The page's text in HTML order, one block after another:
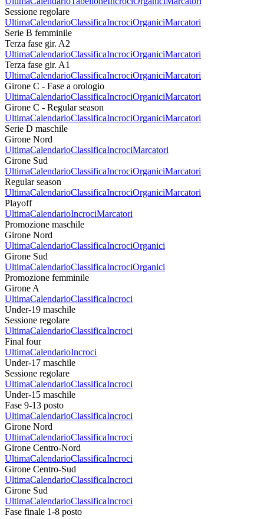
Sessione regolare
UltimaCalendarioClassificaIncrociOrganiciMarcatori
Serie B femminile
Terza fase gir. A2
UltimaCalendarioClassificaIncrociOrganiciMarcatori
Terza fase gir. A1
UltimaCalendarioClassificaIncrociOrganiciMarcatori
Girone C - Fase a orologio
UltimaCalendarioClassificaIncrociOrganiciMarcatori
Girone C - Regular season
UltimaCalendarioClassificaIncrociOrganiciMarcatori
Serie D maschile
Girone Nord
UltimaCalendarioClassificaIncrociMarcatori
Girone Sud
UltimaCalendarioClassificaIncrociOrganiciMarcatori
Regular season
UltimaCalendarioClassificaIncrociOrganiciMarcatori
Playoff
UltimaCalendarioIncrociMarcatori
Promozione maschile
Girone Nord
UltimaCalendarioClassificaIncrociOrganici
Girone Sud
UltimaCalendarioClassificaIncrociOrganici
Promozione femminile
Girone A
UltimaCalendarioClassificaIncroci
Under-19 maschile
Sessione regolare
UltimaCalendarioClassificaIncroci
Final four
UltimaCalendarioIncroci
Under-17 maschile
Sessione regolare
UltimaCalendarioClassificaIncroci
Under-15 maschile
Fase 9-13 posto
UltimaCalendarioClassificaIncroci
Girone Nord
UltimaCalendarioClassificaIncroci
Girone Centro-Nord
UltimaCalendarioClassificaIncroci
Girone Centro-Sud
UltimaCalendarioClassificaIncroci
Girone Sud
UltimaCalendarioClassificaIncroci
Fase finale 1-8 posto